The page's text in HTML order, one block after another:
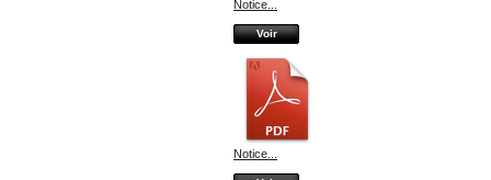
Notice...
Voir
Notice...